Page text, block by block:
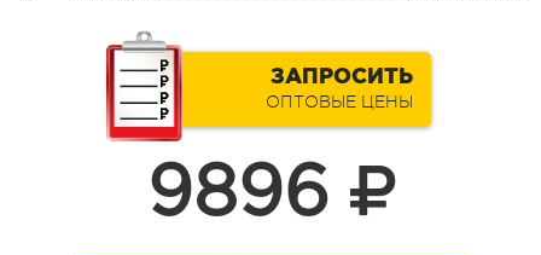
ЗАПРОСИТЬ
ОПТОВЫЕ ЦЕНЫ
9896